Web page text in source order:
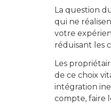
La question
qui ne
votre
réduisant les
Les
de ce choix
intégration
compte, faire